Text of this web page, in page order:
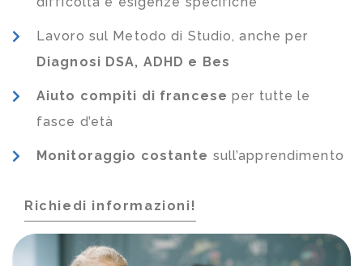
Lavoro sul Metodo di Studio, anche per
Diagnosi DSA, ADHD e Bes
Aiuto compiti di francese per tutte le
fasce d’età
Monitoraggio costante sull’apprendimento
Richiedi informazioni!